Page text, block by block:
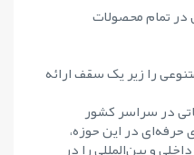
در تمام محصولات
را زیر یک سقف ارائه
در سراسر کشور
حرفه‌ای در این حوزه،